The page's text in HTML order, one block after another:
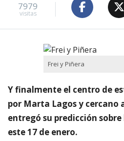
7979
visitas
Frei y Piñera
Y finalmente el centro de
por Marta Lagos y cercano
entregó su predicción
este 17 de enero.